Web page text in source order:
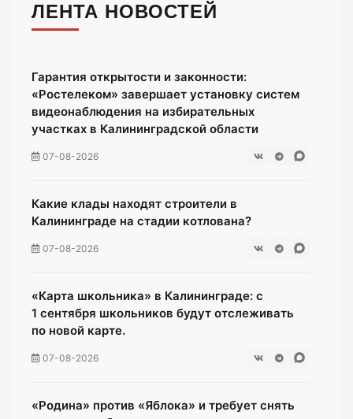
ЛЕНТА НОВОСТЕЙ
Гарантия открытости и законности:
«Ростелеком» завершает установку систем
видеонаблюдения на избирательных
участках в Калининградской области
07-08-2026
Какие клады находят строители в
Калининграде на стадии котлована?
07-08-2026
«Карта школьника» в Калининграде: с
1 сентября школьников будут отслеживать
по новой карте.
07-08-2026
«Родина» против «Яблока» и требует снять